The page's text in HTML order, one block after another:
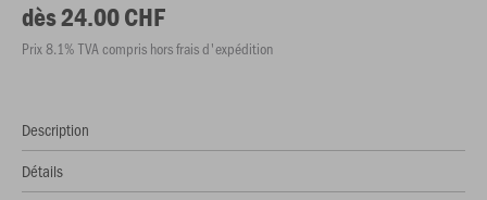
dès 24.00 CHF
Prix 8.1% TVA compris hors frais d'expédition
Description
Détails